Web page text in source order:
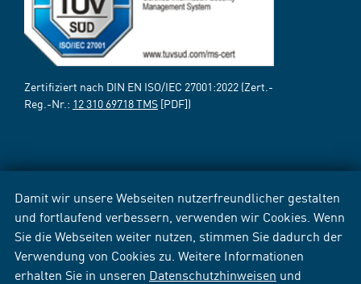
Damit wir unsere Webseiten nutzerfreundlicher gestalten
und fortlaufend verbessern, verwenden wir Cookies. Wenn
Sie die Webseiten weiter nutzen, stimmen Sie dadurch der
Verwendung von Cookies zu. Weitere Informationen
erhalten Sie in unseren Datenschutzhinweisen und
Zertifiziert nach DIN EN ISO/IEC 27001:2022 (Zert.-
Reg.-Nr.: 12 310 69718 TMS [PDF])